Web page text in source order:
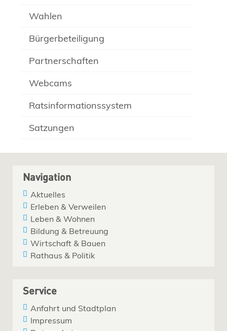
Wahlen
Bürgerbeteiligung
Partnerschaften
Webcams
Ratsinformationssystem
Satzungen
Navigation
Aktuelles
Erleben & Verweilen
Leben & Wohnen
Bildung & Betreuung
Wirtschaft & Bauen
Rathaus & Politik
Service
Anfahrt und Stadtplan
Impressum